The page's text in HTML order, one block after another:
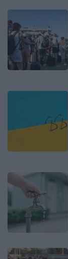
Image
Image